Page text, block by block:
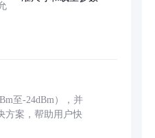
至-24dBm），并
方案，帮助用户快